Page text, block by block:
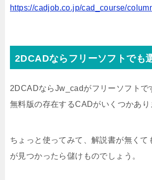
https://cadjob.co.jp/cad_course/
2DCADならフリーソフトでも
2DCADならJw_cadがフリーソフトで
無料版の存在するCADがいくつかあり
ちょっと使ってみて、解説書が無くて
が見つかったら儲けものでしょう。